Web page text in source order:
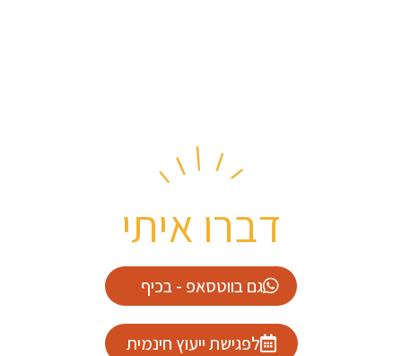
דברו איתי
גם בווטסאפ - בכיף
לפגישת ייעוץ חינמית